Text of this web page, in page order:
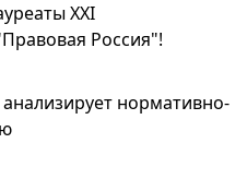
XXI
Россия"!
нормативно-